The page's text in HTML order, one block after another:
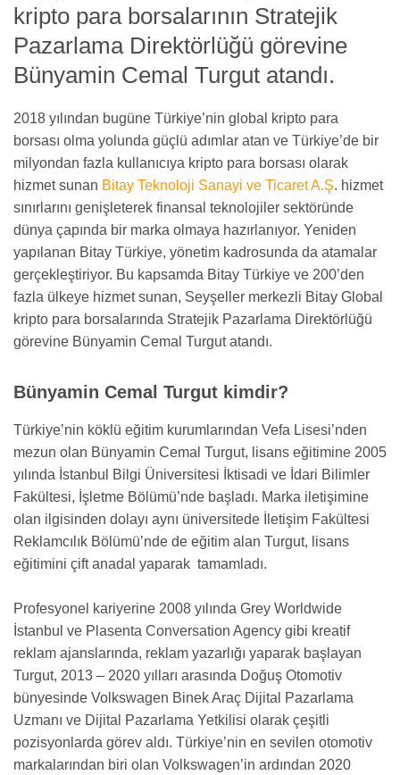
kripto para borsalarının Stratejik
Pazarlama Direktörlüğü görevine
Bünyamin Cemal Turgut atandı.
2018 yılından bugüne Türkiye’nin global kripto para
borsası olma yolunda güçlü adımlar atan ve Türkiye’de bir
milyondan fazla kullanıcıya kripto para borsası olarak
hizmet sunan Bitay Teknoloji Sanayi ve Ticaret A.Ş. hizmet
sınırlarını genişleterek finansal teknolojiler sektöründe
dünya çapında bir marka olmaya hazırlanıyor. Yeniden
yapılanan Bitay Türkiye, yönetim kadrosunda da atamalar
gerçekleştiriyor. Bu kapsamda Bitay Türkiye ve 200’den
fazla ülkeye hizmet sunan, Seyşeller merkezli Bitay Global
kripto para borsalarında Stratejik Pazarlama Direktörlüğü
görevine Bünyamin Cemal Turgut atandı.
Bünyamin Cemal Turgut kimdir?
Türkiye’nin köklü eğitim kurumlarından Vefa Lisesi’nden
mezun olan Bünyamin Cemal Turgut, lisans eğitimine 2005
yılında İstanbul Bilgi Üniversitesi İktisadi ve İdari Bilimler
Fakültesi, İşletme Bölümü’nde başladı. Marka iletişimine
olan ilgisinden dolayı aynı üniversitede İletişim Fakültesi
Reklamcılık Bölümü’nde de eğitim alan Turgut, lisans
eğitimini çift anadal yaparak tamamladı.
Profesyonel kariyerine 2008 yılında Grey Worldwide
İstanbul ve Plasenta Conversation Agency gibi kreatif
reklam ajanslarında, reklam yazarlığı yaparak başlayan
Turgut, 2013 – 2020 yılları arasında Doğuş Otomotiv
bünyesinde Volkswagen Binek Araç Dijital Pazarlama
Uzmanı ve Dijital Pazarlama Yetkilisi olarak çeşitli
pozisyonlarda görev aldı. Türkiye’nin en sevilen otomotiv
markalarından biri olan Volkswagen’in ardından 2020